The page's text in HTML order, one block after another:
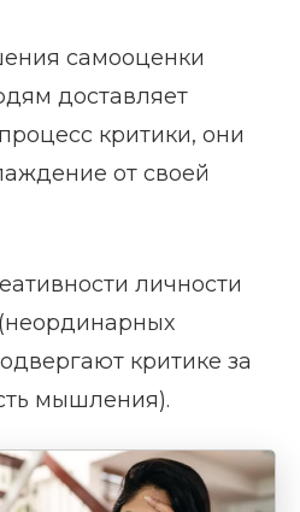
самооценки
доставляет
критики, они
от своей
личности
критике за
мышления).